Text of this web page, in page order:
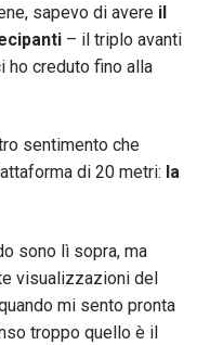
sapevo di avere il
– il triplo avanti
ho creduto fino alla
sentimento che
di 20 metri: la
sono lì sopra, ma
visualizzazioni del
mi sento pronta
troppo quello è il